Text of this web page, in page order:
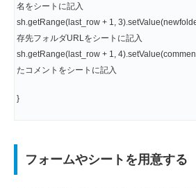
名をシートに記入
sh.getRange(last_row + 1,
存先フォルダURLをシートに記入
sh.getRange(last_row + 1,
たコメントをシートに記入
}
フォームやシートを用意する